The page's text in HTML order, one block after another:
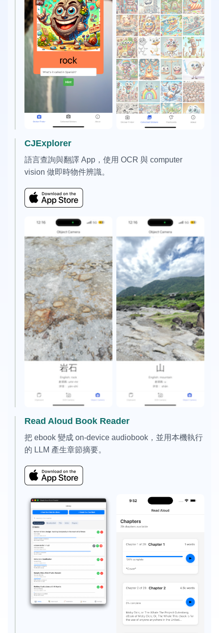
CJExplorer
語言查詢與翻譯 App，使用 OCR 與 computer
vision 做即時物件辨識。
Read Aloud Book Reader
把 ebook 變成 on-device audiobook，並用本機執行
的 LLM 產生章節摘要。